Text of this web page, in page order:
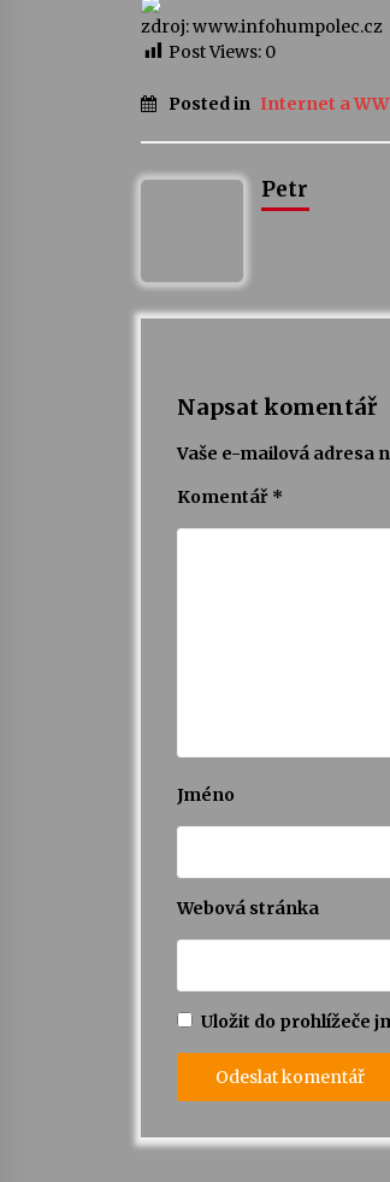
zdroj: www.infohumpolec.cz
Post Views: 0
Posted in Internet a
Petr
Napsat komentář
Vaše e-mailová adresa
Komentář *
Jméno
Webová stránka
Uložit do prohlížeče